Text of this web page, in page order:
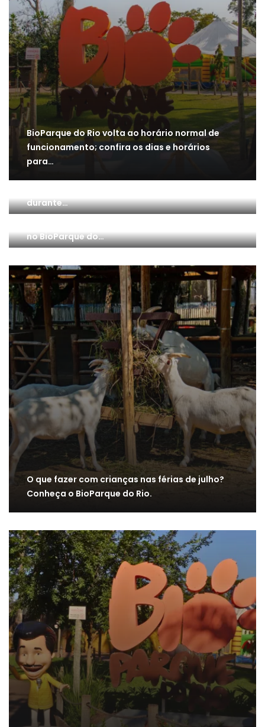
BioParque do Rio volta ao horário normal de
funcionamento; confira os dias e horários
para…
durante…
Dia Internacional da Conservação dos
no BioParque do…
O que fazer com crianças nas férias de julho?
Conheça o BioParque do Rio.